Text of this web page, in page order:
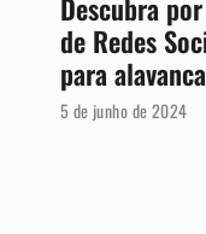
de Redes
para
5 de junho de 2024